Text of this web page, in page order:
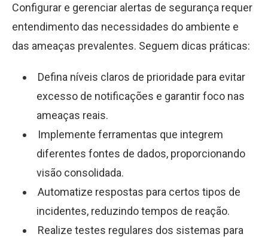
Configurar e gerenciar alertas de segurança requer
entendimento das necessidades do ambiente e
das ameaças prevalentes. Seguem dicas práticas:
Defina níveis claros de prioridade para evitar
excesso de notificações e garantir foco nas
ameaças reais.
Implemente ferramentas que integrem
diferentes fontes de dados, proporcionando
visão consolidada.
Automatize respostas para certos tipos de
incidentes, reduzindo tempos de reação.
Realize testes regulares dos sistemas para